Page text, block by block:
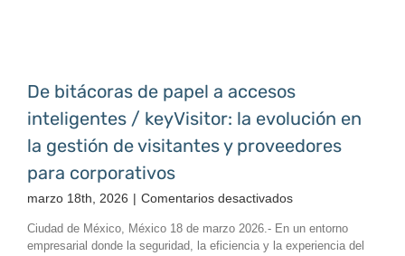
para
proveedores
visitantes
De bitácoras de papel a accesos
inteligentes / keyVisitor: la evolución en
la gestión de visitantes y proveedores
para corporativos
marzo 18th, 2026 | Comentarios desactivadosen
bitácoras
Ciudad de México, México 18 de marzo 2026.- En un entorno
empresarial donde la seguridad, la eficiencia y la experiencia del